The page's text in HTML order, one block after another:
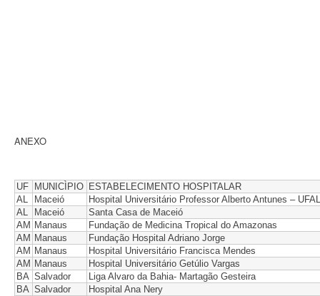
ANEXO
UF MUNICÌPIO ESTABELECIMENTO HOSPITALAR
AL
Maceió
Hospital Universitário Professor Alberto Antunes – UFAL
AL
Maceió
Santa Casa de Maceió
AM Manaus
Fundação de Medicina Tropical do Amazonas
AM Manaus
Fundação Hospital Adriano Jorge
AM Manaus
Hospital Universitário Francisca Mendes
AM Manaus
Hospital Universitário Getúlio Vargas
BA Salvador
Liga Alvaro da Bahia- Martagão Gesteira
BA Salvador
Hospital Ana Nery